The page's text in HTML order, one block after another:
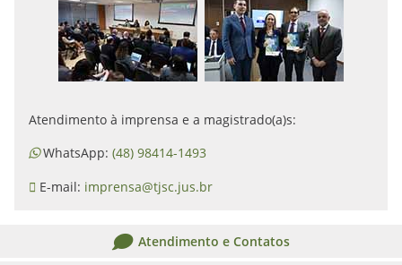
Atendimento à imprensa e a magistrado(a)s:
WhatsApp: (48) 98414-1493
E-mail: imprensa@tjsc.jus.br
Atendimento e Contatos